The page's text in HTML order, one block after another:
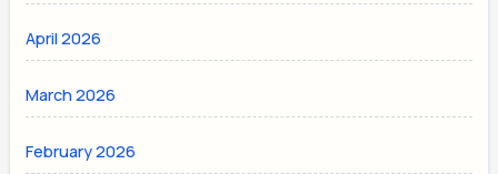
April 2026
March 2026
February 2026